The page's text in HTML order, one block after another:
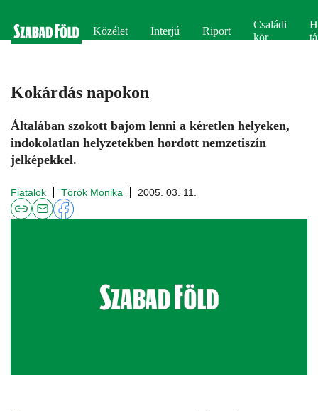
Közélet Interjú Riport
Családi
kör
Kokárdás napokon
Általában szokott bajom lenni a kéretlen helyeken,
indokolatlan helyzetekben hordott nemzetiszín
jelképekkel.
Fiatalok Török Monika 2005. 03. 11.